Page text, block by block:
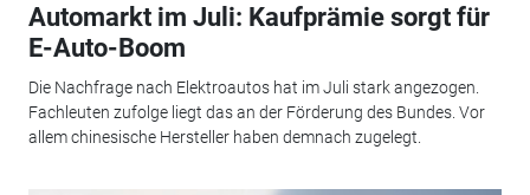
Automarkt im Juli: Kaufprämie sorgt für
E-Auto-Boom
Die Nachfrage nach Elektroautos hat im Juli stark angezogen.
Fachleuten zufolge liegt das an der Förderung des Bundes. Vor
allem chinesische Hersteller haben demnach zugelegt.